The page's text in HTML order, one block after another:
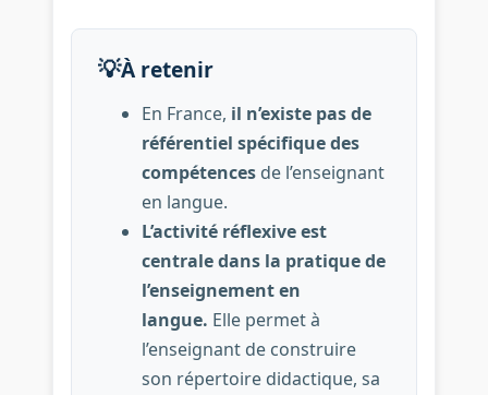
💡À retenir
En France, il n’existe pas de
référentiel spécifique des
compétencesde l’enseignant
en langue.
L’activité réflexive est
centrale dans la pratique de
l’enseignement en
langue. Elle permet à
l’enseignant de construire
son répertoire didactique, sa